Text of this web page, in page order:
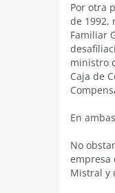
Por otra
de 1992,
Familiar
ministro
Caja de
En
No
empresa
Mistral y